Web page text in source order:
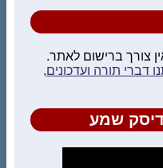
צורך ברישום לאתר.
דברי תורה ועדכונים,
שמע